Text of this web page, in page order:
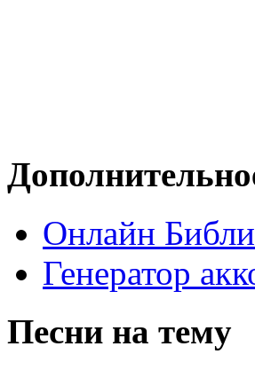
Онлайн
Генератор
Песни на тему